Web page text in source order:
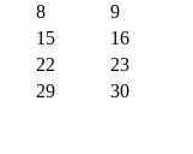
8
9
15
16
22
23
29
30